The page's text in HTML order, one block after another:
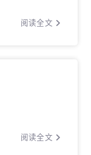
阅读全文
阅读全文